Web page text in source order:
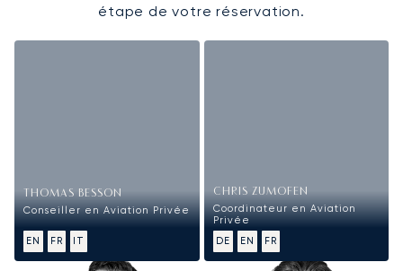
étape de votre réservation.
THOMAS BESSON
Conseiller en Aviation Privée
EN FR IT
CHRIS ZUMOFEN
Coordinateur en Aviation
Privée
DE
EN FR